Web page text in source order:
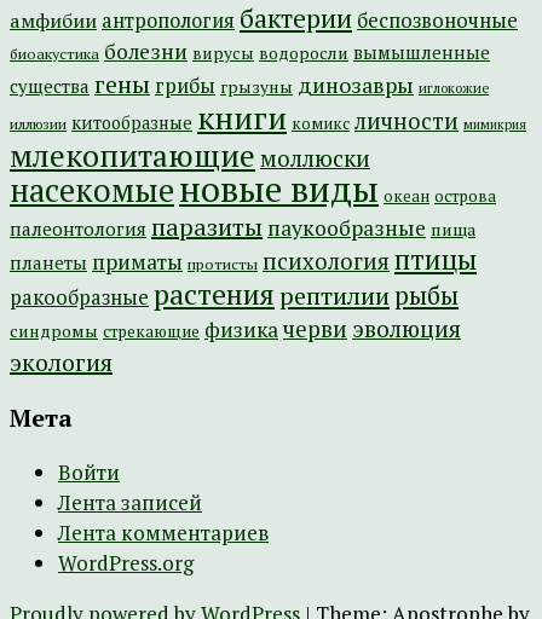
амфибии антропология бактерии беспозвоночные
биоакустика болезни вирусы водоросли вымышленные
существа гены грибы грызуны динозавры иглокожие
иллюзии китообразные книги комикс личности мимикрия
млекопитающие моллюски
насекомыеновые виды океан острова
палеонтология паразиты паукообразные пища
планеты приматы протисты психология птицы
ракообразные растениярептилиирыбы
синдромы стрекающие физикачерви эволюция
экология
Мета
Войти
Лента записей
Лента комментариев
WordPress.org